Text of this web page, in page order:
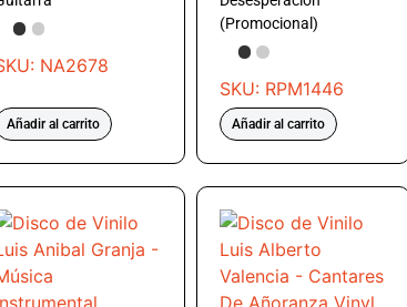
NA2678
Añadir al carrito
(Promocional)
SKU: RPM1446
Añadir al carrito